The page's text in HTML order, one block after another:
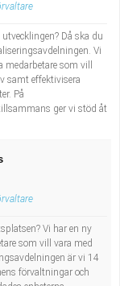
Då ska du
Vi
som vill
samt effektivisera
På
ger vi stöd åt
Vi har en ny
som vill vara med
är vi 14
förvaltningar och